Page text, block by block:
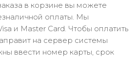
в корзине вы можете
оплаты. Мы
и Master Card. Чтобы оплатить
на сервер системы
ввести номер карты, срок